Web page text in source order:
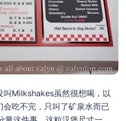
叫Milkshakes虽然很想喝，以
吃不完，只叫了矿泉水而已